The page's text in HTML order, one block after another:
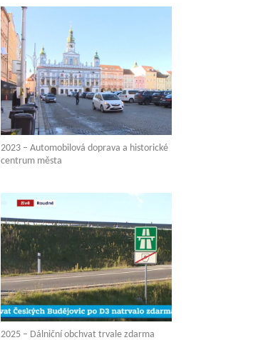
2023 – Automobilová doprava a historické
centrum města
2025 – Dálniční obchvat trvale zdarma